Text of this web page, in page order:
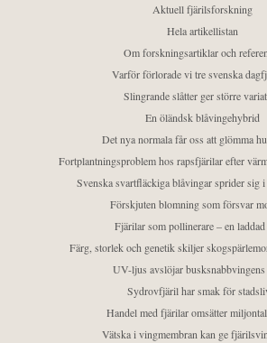
Aktuell fjärilsforskning
Hela artikellistan
Om forskningsartiklar och
Varför förlorade vi tre svenska
Slingrande slåtter ger större
En öländsk blåvingehybrid
Det nya normala får oss att glömma
Fortplantningsproblem hos rapsfjärilar efter
Svenska svartfläckiga blåvingar sprider sig
Förskjuten blomning som försvar
Fjärilar som pollinerare – en
Färg, storlek och genetik skiljer
UV-ljus avslöjar
Sydrovfjäril har smak för
Handel med fjärilar omsätter
Vätska i vingmembran kan ge